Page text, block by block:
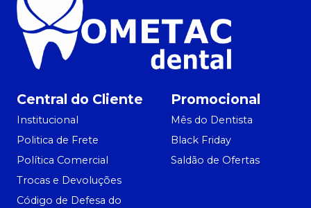
Central do Cliente
Institucional
Politica de Frete
Política Comercial
Trocas e Devoluções
Código de Defesa do
Promocional
Mês do Dentista
Black Friday
Saldão de Ofertas